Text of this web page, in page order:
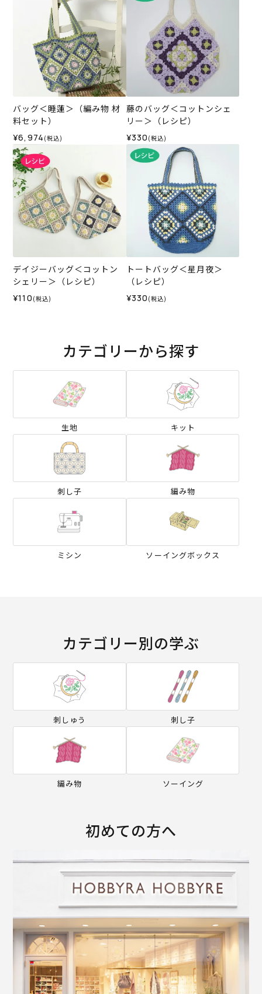
バッグ＜睡蓮＞（編み物 材
料セット）
¥6,974 (税込)
藤のバッグ＜コットンシェ
リー＞（レシピ）
¥330 (税込)
デイジーバッグ＜コットン
シェリー＞（レシピ）
¥110 (税込)
トートバッグ＜星月夜＞
（レシピ）
¥330 (税込)
カテゴリーから探す
生地 キット
刺し子 編み物
ミシン ソーイングボックス
カテゴリー別の学ぶ
刺しゅう 刺し子
編み物 ソーイング
初めての方へ